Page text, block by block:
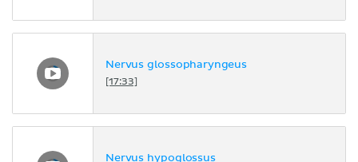
Nervus glossopharyngeus
[17:33]
Nervus hypoglossus